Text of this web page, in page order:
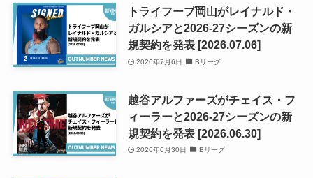
トライフープ岡山がレイナルド・
ガルシアと2026-27シーズンの新
規契約を発表 [2026.07.06]
2026年7月6日 Bリーグ
越谷アルファーズがチェイス・フ
ィーラーと2026-27シーズンの新
規契約を発表 [2026.06.30]
2026年6月30日 Bリーグ